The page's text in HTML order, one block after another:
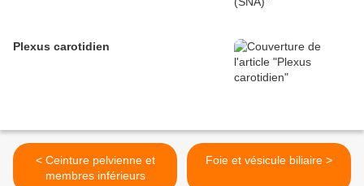
Plexus carotidien
< Ceinture pelvienne et
membres inférieurs
Foie et vésicule biliaire >